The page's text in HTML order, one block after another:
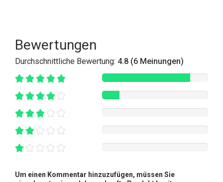
Bewertungen
Durchschnittliche Bewertung: 4.8 (6 Meinungen)
Um einen Kommentar hinzuzufügen, müssen Sie